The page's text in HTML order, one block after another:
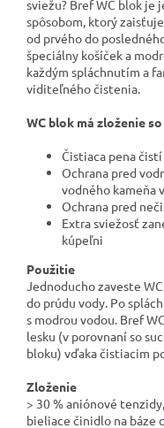
sviežu? Bref WC blok je
spôsobom, ktorý
od prvého do
špeciálny košíček a
každým spláchnutím a
viditeľného čistenia.
WC blok má zloženie
Čistiaca pena
Ochrana pred
vodného kameňa
Ochrana pred
Extra sviežosť
kúpeľni
Použitie
Jednoducho zaveste
do prúdu vody. Po
s modrou vodou. Bref
lesku (v porovnaní so
bloku) vďaka čistiacim
Zloženie
> 30 % aniónové
bieliace činidlo na báze